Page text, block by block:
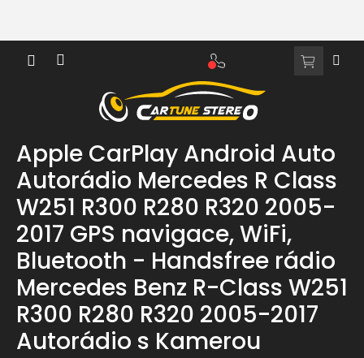
obsah
NÁKUPNÍ
Apple CarPlay Android Auto
Autorádio Mercedes R Class
W251 R300 R280 R320 2005-
2017 GPS navigace, WiFi,
Bluetooth - Handsfree rádio
Mercedes Benz R-Class W251
R300 R280 R320 2005-2017
Autorádio s Kamerou